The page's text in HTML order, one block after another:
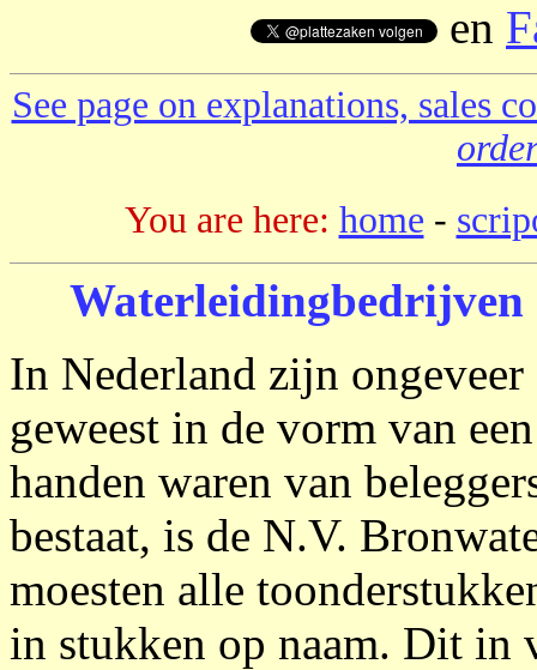
en
See page on explanations, sales
You are here: home -
Waterleidingbedrijven
In Nederland zijn
geweest in de vorm van
handen waren van
bestaat, is de N.V.
moesten alle
in stukken op naam. Dit in